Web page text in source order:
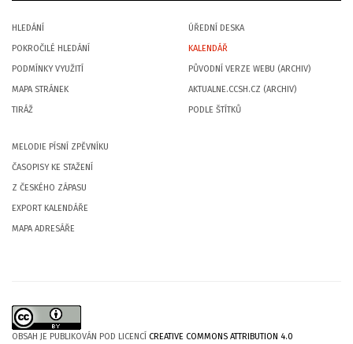
HLEDÁNÍ
POKROČILÉ HLEDÁNÍ
PODMÍNKY VYUŽITÍ
MAPA STRÁNEK
TIRÁŽ
ÚŘEDNÍ DESKA
KALENDÁŘ
PŮVODNÍ VERZE WEBU (ARCHIV)
AKTUALNE.CCSH.CZ (ARCHIV)
PODLE ŠTÍTKŮ
MELODIE PÍSNÍ ZPĚVNÍKU
ČASOPISY KE STAŽENÍ
Z ČESKÉHO ZÁPASU
EXPORT KALENDÁŘE
MAPA ADRESÁŘE
OBSAH JE PUBLIKOVÁN POD LICENCÍ CREATIVE COMMONS ATTRIBUTION 4.0